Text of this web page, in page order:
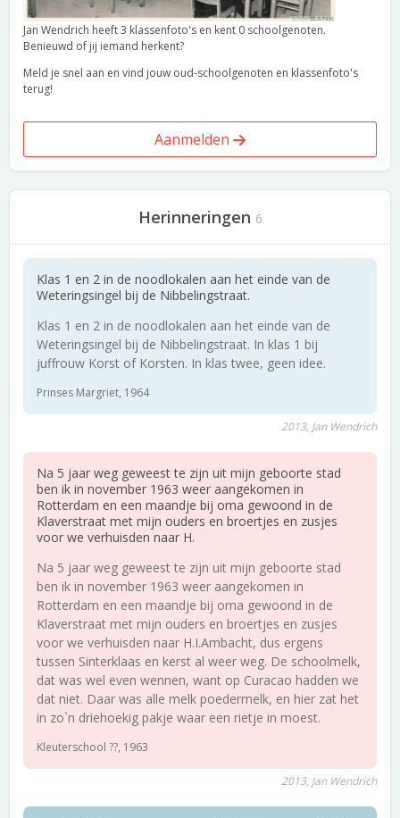
Jan Wendrich heeft 3 klassenfoto's en kent 0 schoolgenoten.
Benieuwd of jij iemand herkent?
Meld je snel aan en vind jouw oud-schoolgenoten en klassenfoto's
terug!
Aanmelden
Herinneringen 6
Klas 1 en 2 in de noodlokalen aan het einde van de
Weteringsingel bij de Nibbelingstraat.
Klas 1 en 2 in de noodlokalen aan het einde van de
Weteringsingel bij de Nibbelingstraat. In klas 1 bij
juffrouw Korst of Korsten. In klas twee, geen idee.
Prinses Margriet, 1964
2013, Jan Wendrich
Na 5 jaar weg geweest te zijn uit mijn geboorte stad
ben ik in november 1963 weer aangekomen in
Rotterdam en een maandje bij oma gewoond in de
Klaverstraat met mijn ouders en broertjes en zusjes
voor we verhuisden naar H.
Na 5 jaar weg geweest te zijn uit mijn geboorte stad
ben ik in november 1963 weer aangekomen in
Rotterdam en een maandje bij oma gewoond in de
Klaverstraat met mijn ouders en broertjes en zusjes
voor we verhuisden naar H.I.Ambacht, dus ergens
tussen Sinterklaas en kerst al weer weg. De schoolmelk,
dat was wel even wennen, want op Curacao hadden we
dat niet. Daar was alle melk poedermelk, en hier zat het
in zo`n driehoekig pakje waar een rietje in moest.
Kleuterschool ??, 1963
2013, Jan Wendrich